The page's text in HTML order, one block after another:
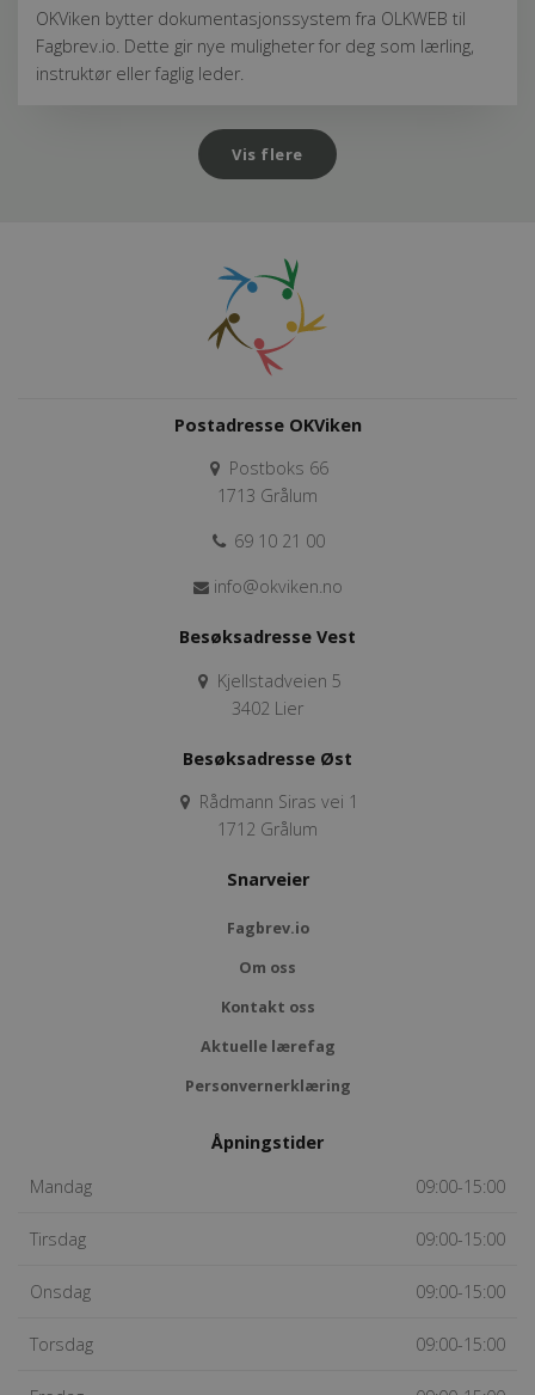
OKViken bytter dokumentasjonssystem fra OLKWEB til
Fagbrev.io. Dette gir nye muligheter for deg som lærling,
instruktør eller faglig leder.
Vis flere
Postadresse OKViken
Postboks 66
1713 Grålum
69 10 21 00
info@okviken.no
Besøksadresse Vest
Kjellstadveien 5
3402 Lier
Besøksadresse Øst
Rådmann Siras vei 1
1712 Grålum
Snarveier
Fagbrev.io
Om oss
Kontakt oss
Aktuelle lærefag
Personvernerklæring
Åpningstider
09:00-15:00
Mandag
09:00-15:00
Tirsdag
09:00-15:00
Onsdag
09:00-15:00
Torsdag